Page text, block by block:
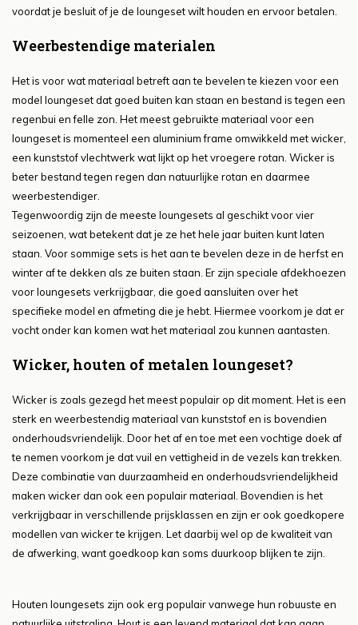
voordat je besluit of je de loungeset wilt houden en ervoor betalen.
Weerbestendige materialen
Het is voor wat materiaal betreft aan te bevelen te kiezen voor een
model loungeset dat goed buiten kan staan en bestand is tegen een
regenbui en felle zon. Het meest gebruikte materiaal voor een
loungeset is momenteel een aluminium frame omwikkeld met wicker,
een kunststof vlechtwerk wat lijkt op het vroegere rotan. Wicker is
beter bestand tegen regen dan natuurlijke rotan en daarmee
weerbestendiger.
Tegenwoordig zijn de meeste loungesets al geschikt voor vier
seizoenen, wat betekent dat je ze het hele jaar buiten kunt laten
staan. Voor sommige sets is het aan te bevelen deze in de herfst en
winter af te dekken als ze buiten staan. Er zijn speciale afdekhoezen
voor loungesets verkrijgbaar, die goed aansluiten over het
specifieke model en afmeting die je hebt. Hiermee voorkom je dat er
vocht onder kan komen wat het materiaal zou kunnen aantasten.
Wicker, houten of metalen loungeset?
Wicker is zoals gezegd het meest populair op dit moment. Het is een
sterk en weerbestendig materiaal van kunststof en is bovendien
onderhoudsvriendelijk. Door het af en toe met een vochtige doek af
te nemen voorkom je dat vuil en vettigheid in de vezels kan trekken.
Deze combinatie van duurzaamheid en onderhoudsvriendelijkheid
maken wicker dan ook een populair materiaal. Bovendien is het
verkrijgbaar in verschillende prijsklassen en zijn er ook goedkopere
modellen van wicker te krijgen. Let daarbij wel op de kwaliteit van
de afwerking, want goedkoop kan soms duurkoop blijken te zijn.
Houten loungesets zijn ook erg populair vanwege hun robuuste en